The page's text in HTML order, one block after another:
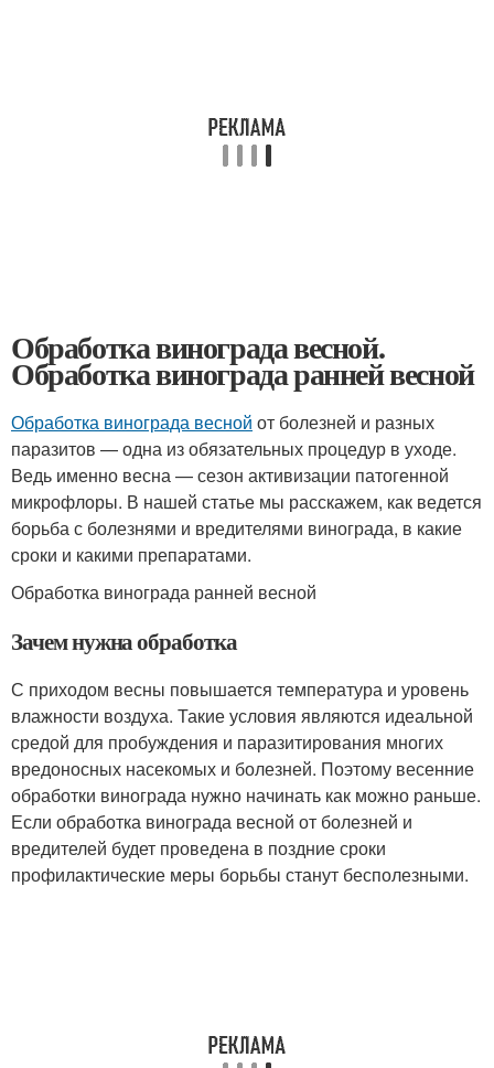
Обработка винограда весной.
Обработка винограда ранней весной
Обработка винограда весной от болезней и разных
паразитов — одна из обязательных процедур в уходе.
Ведь именно весна — сезон активизации патогенной
микрофлоры. В нашей статье мы расскажем, как ведется
борьба с болезнями и вредителями винограда, в какие
сроки и какими препаратами.
Обработка винограда ранней весной
Зачем нужна обработка
С приходом весны повышается температура и уровень
влажности воздуха. Такие условия являются идеальной
средой для пробуждения и паразитирования многих
вредоносных насекомых и болезней. Поэтому весенние
обработки винограда нужно начинать как можно раньше.
Если обработка винограда весной от болезней и
вредителей будет проведена в поздние сроки
профилактические меры борьбы станут бесполезными.